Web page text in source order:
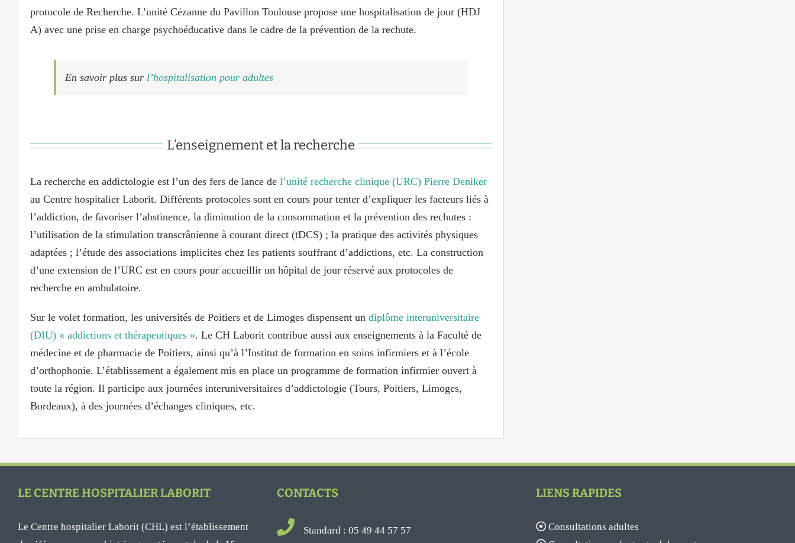
protocole de Recherche. L’unité Cézanne du Pavillon Toulouse propose une hospitalisation de jour (HDJ
A) avec une prise en charge psychoéducative dans le cadre de la prévention de la rechute.
En savoir plus sur l’hospitalisation pour adultes
L’enseignement et la recherche
La recherche en addictologie est l’un des fers de lance de l’unité recherche clinique (URC) Pierre Deniker
au Centre hospitalier Laborit. Différents protocoles sont en cours pour tenter d’expliquer les facteurs liés à
l’addiction, de favoriser l’abstinence, la diminution de la consommation et la prévention des rechutes :
l’utilisation de la stimulation transcrânienne à courant direct (tDCS) ; la pratique des activités physiques
adaptées ; l’étude des associations implicites chez les patients souffrant d’addictions, etc. La construction
d’une extension de l’URC est en cours pour accueillir un hôpital de jour réservé aux protocoles de
recherche en ambulatoire.
Sur le volet formation, les universités de Poitiers et de Limoges dispensent un diplôme interuniversitaire
(DIU) « addictions et thérapeutiques ». Le CH Laborit contribue aussi aux enseignements à la Faculté de
médecine et de pharmacie de Poitiers, ainsi qu’à l’Institut de formation en soins infirmiers et à l’école
d’orthophonie. L’établissement a également mis en place un programme de formation infirmier ouvert à
toute la région. Il participe aux journées interuniversitaires d’addictologie (Tours, Poitiers, Limoges,
Bordeaux), à des journées d’échanges cliniques, etc.
LE CENTRE HOSPITALIER LABORIT
Le Centre hospitalier Laborit (CHL) est l’établissement
CONTACTS
Standard : 05 49 44 57 57
LIENS RAPIDES
Consultations adultes